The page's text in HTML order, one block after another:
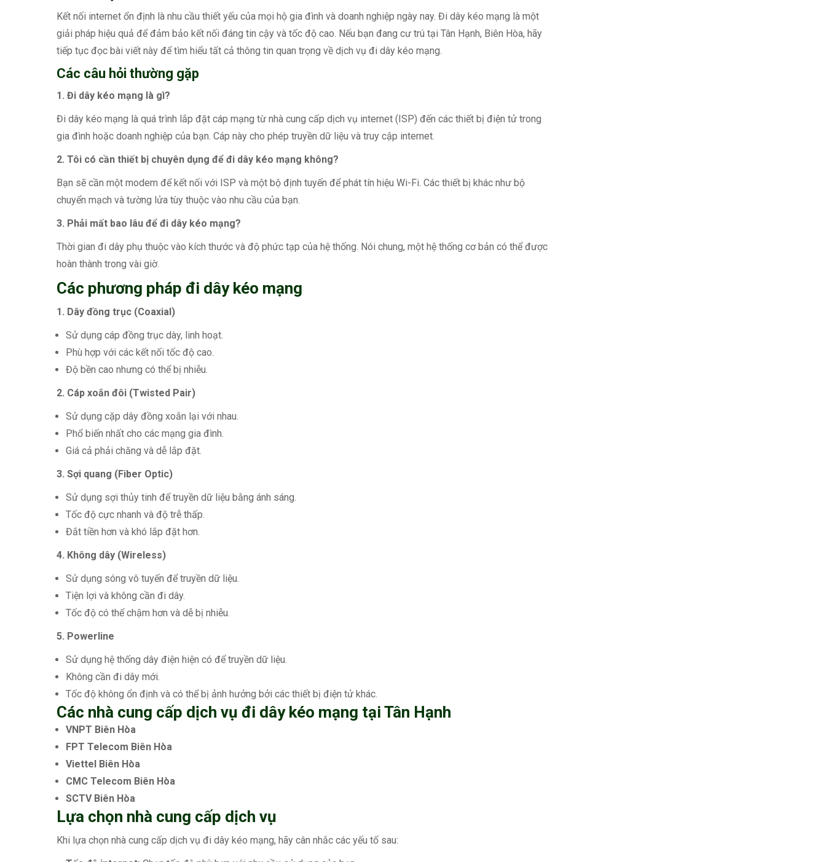
Kết nối internet ổn định là nhu cầu thiết yếu của mọi hộ gia đình và doanh nghiệp ngày nay. Đi dây kéo mạng là một
giải pháp hiệu quả để đảm bảo kết nối đáng tin cậy và tốc độ cao. Nếu bạn đang cư trú tại Tân Hạnh, Biên Hòa, hãy
tiếp tục đọc bài viết này để tìm hiểu tất cả thông tin quan trọng về dịch vụ đi dây kéo mạng.
Các câu hỏi thường gặp
1. Đi dây kéo mạng là gì?
Đi dây kéo mạng là quá trình lắp đặt cáp mạng từ nhà cung cấp dịch vụ internet (ISP) đến các thiết bị điện tử trong
gia đình hoặc doanh nghiệp của bạn. Cáp này cho phép truyền dữ liệu và truy cập internet.
2. Tôi có cần thiết bị chuyên dụng để đi dây kéo mạng không?
Bạn sẽ cần một modem để kết nối với ISP và một bộ định tuyến để phát tín hiệu Wi-Fi. Các thiết bị khác như bộ
chuyển mạch và tường lửa tùy thuộc vào nhu cầu của bạn.
3. Phải mất bao lâu để đi dây kéo mạng?
Thời gian đi dây phụ thuộc vào kích thước và độ phức tạp của hệ thống. Nói chung, một hệ thống cơ bản có thể được
hoàn thành trong vài giờ.
Các phương pháp đi dây kéo mạng
1. Dây đồng trục (Coaxial)
Sử dụng cáp đồng trục dày, linh hoạt.
Phù hợp với các kết nối tốc độ cao.
Độ bền cao nhưng có thể bị nhiễu.
2. Cáp xoắn đôi (Twisted Pair)
Sử dụng cặp dây đồng xoắn lại với nhau.
Phổ biến nhất cho các mạng gia đình.
Giá cả phải chăng và dễ lắp đặt.
3. Sợi quang (Fiber Optic)
Sử dụng sợi thủy tinh để truyền dữ liệu bằng ánh sáng.
Tốc độ cực nhanh và độ trễ thấp.
Đắt tiền hơn và khó lắp đặt hơn.
4. Không dây (Wireless)
Sử dụng sóng vô tuyến để truyền dữ liệu.
Tiện lợi và không cần đi dây.
Tốc độ có thể chậm hơn và dễ bị nhiễu.
5. Powerline
Sử dụng hệ thống dây điện hiện có để truyền dữ liệu.
Không cần đi dây mới.
Tốc độ không ổn định và có thể bị ảnh hưởng bởi các thiết bị điện tử khác.
Các nhà cung cấp dịch vụ đi dây kéo mạng tại Tân Hạnh
VNPT Biên Hòa
FPT Telecom Biên Hòa
Viettel Biên Hòa
CMC Telecom Biên Hòa
SCTV Biên Hòa
Lựa chọn nhà cung cấp dịch vụ
Khi lựa chọn nhà cung cấp dịch vụ đi dây kéo mạng, hãy cân nhắc các yếu tố sau: